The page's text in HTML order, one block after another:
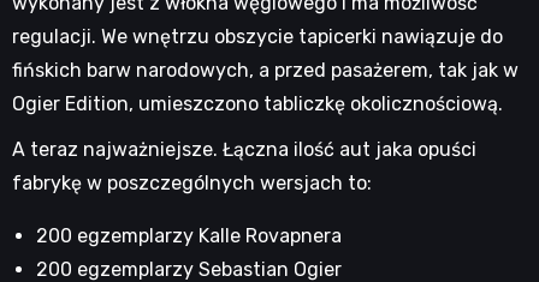
regulacji. We wnętrzu obszycie tapicerki nawiązuje do
fińskich barw narodowych, a przed pasażerem, tak jak w
Ogier Edition, umieszczono tabliczkę okolicznościową.
A teraz najważniejsze. Łączna ilość aut jaka opuści
fabrykę w poszczególnych wersjach to:
200 egzemplarzy Kalle Rovapnera
200 egzemplarzy Sebastian Ogier